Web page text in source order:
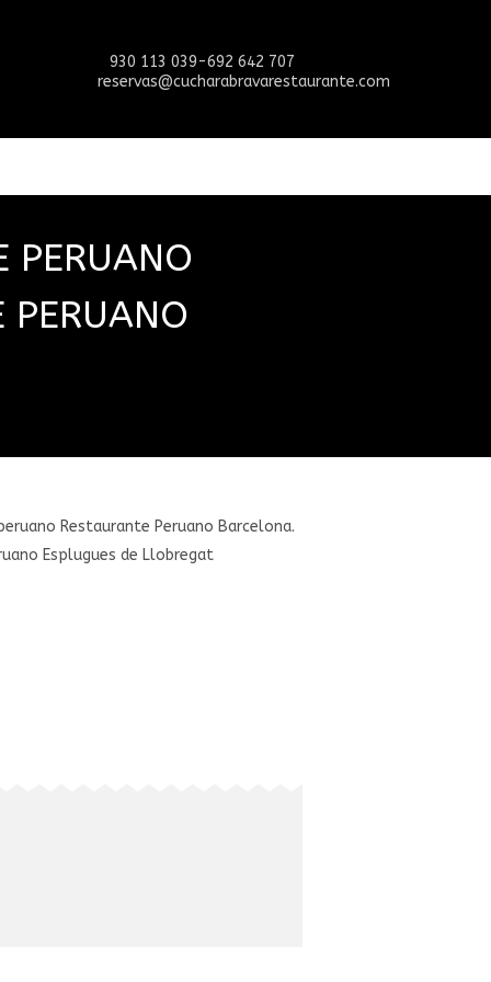
930 113 039-692 642 707
reservas@cucharabravarestaurante.com
PERUANO
PERUANO
Restaurante Peruano Barcelona.
Esplugues de Llobregat